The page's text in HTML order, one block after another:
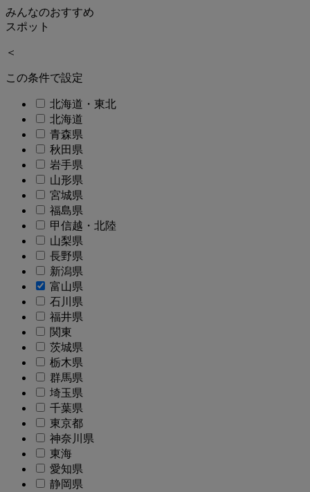
みんなのおすすめ
スポット
＜
この条件で設定
北海道・東北
北海道
青森県
秋田県
岩手県
山形県
宮城県
福島県
甲信越・北陸
山梨県
長野県
新潟県
富山県
石川県
福井県
関東
茨城県
栃木県
群馬県
埼玉県
千葉県
東京都
神奈川県
東海
愛知県
静岡県